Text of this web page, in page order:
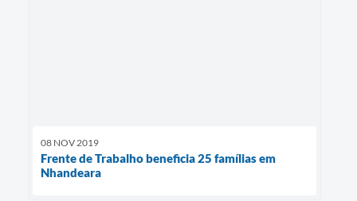
08 NOV 2019
Frente de Trabalho beneficia 25 famílias em
Nhandeara